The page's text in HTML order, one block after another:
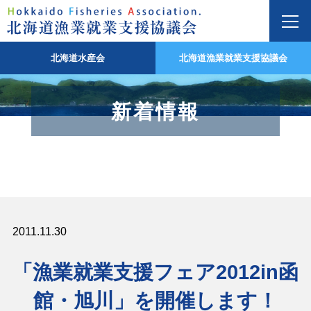
北海道水産会 北海道漁業就業支援協議会
新着情報
2011.11.30
「漁業就業支援フェア2012in函
館・旭川」を開催します！